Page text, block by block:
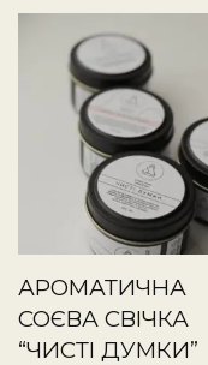
АРОМАТИЧНА
СОЄВА СВІЧКА
“ЧИСТІ ДУМКИ”